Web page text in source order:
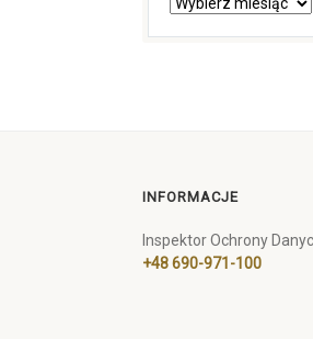
INFORMACJE
Inspektor Ochrony
+48 690-971-100